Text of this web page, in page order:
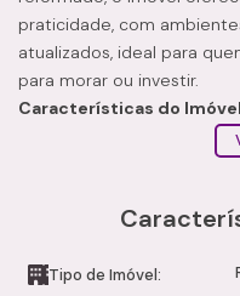
praticidade, com
atualizados, ideal para
para morar ou investir.
Características do
Sala de estar ampla e
Cozinha com armários
1 banheiro com
Varanda com piso em
Tipo de Imóvel: